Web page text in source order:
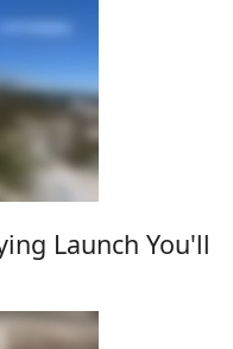
Launch You'll